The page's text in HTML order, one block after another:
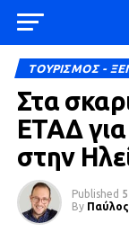
ΤΟΥΡΙΣΜΟΣ -
Στα
ΕΤΑΔ για
στην
Published
By Παύλος